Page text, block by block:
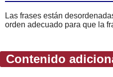
Las frases están
orden adecuado para que la
Contenido